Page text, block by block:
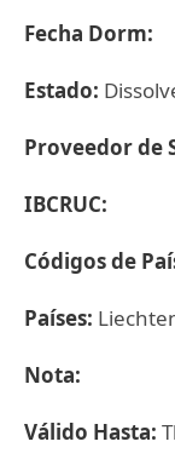
Fecha Dorm:
Estado:
Proveedor de
IBCRUC:
Códigos de
Países:
Nota:
Válido Hasta: